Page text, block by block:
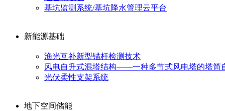
基坑监测系统/基坑降水管理云平台
新能源基础
渔光互补新型锚杆检测技术
风电自升式混塔结构——一种多节式风电塔的塔筒
光伏柔性支架系统
地下空间储能